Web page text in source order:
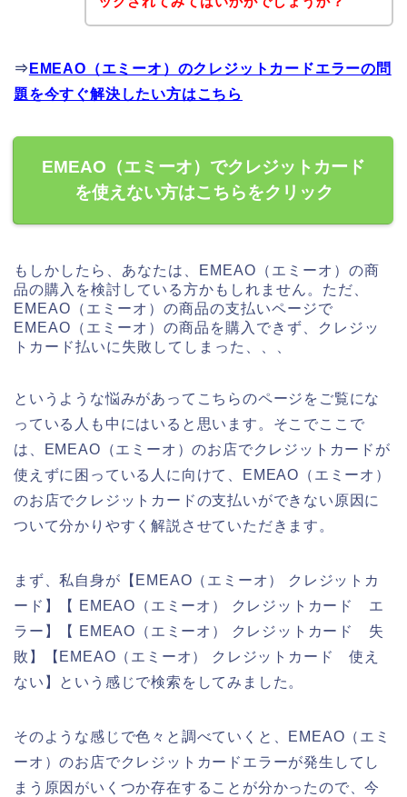
⇒ EMEAO（エミーオ）のクレジットカードエラーの問
題を今すぐ解決したい方はこちら
EMEAO（エミーオ）でクレジットカード
を使えない方はこちらをクリック
もしかしたら、あなたは、EMEAO（エミーオ）の商
品の購入を検討している方かもしれません。ただ、
EMEAO（エミーオ）の商品の支払いページで
EMEAO（エミーオ）の商品を購入できず、クレジッ
トカード払いに失敗してしまった、、、
というような悩みがあってこちらのページをご覧にな
っている人も中にはいると思います。そこでここで
は、EMEAO（エミーオ）のお店でクレジットカードが
使えずに困っている人に向けて、EMEAO（エミーオ）
のお店でクレジットカードの支払いができない原因に
ついて分かりやすく解説させていただきます。
まず、私自身が【EMEAO（エミーオ） クレジットカ
ード】【 EMEAO（エミーオ） クレジットカード エ
ラー】【 EMEAO（エミーオ） クレジットカード 失
敗】【EMEAO（エミーオ） クレジットカード 使え
ない】という感じで検索をしてみました。
そのような感じで色々と調べていくと、EMEAO（エミ
ーオ）のお店でクレジットカードエラーが発生してし
まう原因がいくつか存在することが分かったので、今